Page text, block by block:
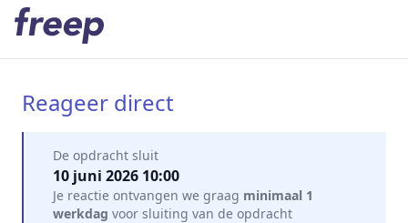
Mijn gegevens
Reageer direct
De opdracht sluit
10 juni 2026 10:00
Je reactie ontvangen we graag minimaal 1
werkdag voor sluiting van de opdracht